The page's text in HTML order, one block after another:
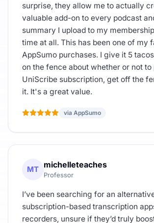
surprise, they allow me to actually
valuable add-on to every podcast
summary I upload to my
time at all. This has been one of my
AppSumo purchases. I give it 5
on the fence about whether or not to
UniScribe subscription, get off the
it. It's a great value.
via AppSumo
MT michelleteaches
Professor
I’ve been searching for an
subscription-based transcription
recorders, unsure if they’d truly